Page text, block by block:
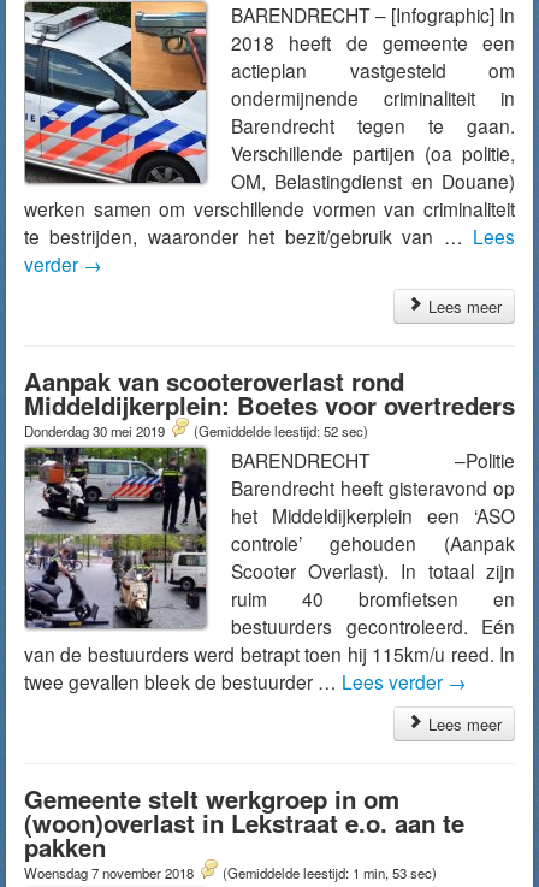
BARENDRECHT – [Infographic] In
2018 heeft de gemeente een
actieplan vastgesteld om
ondermijnende criminaliteit in
Barendrecht tegen te gaan.
Verschillende partijen (oa politie,
OM, Belastingdienst en Douane)
werken samen om verschillende vormen van criminaliteit
te bestrijden, waaronder het bezit/gebruik van … Lees
verder →
Lees meer
Aanpak van scooteroverlast rond
Middeldijkerplein: Boetes voor overtreders
Donderdag 30 mei 2019 (Gemiddelde leestijd: 52 sec)
BARENDRECHT –Politie
Barendrecht heeft gisteravond op
het Middeldijkerplein een ‘ASO
controle’ gehouden (Aanpak
Scooter Overlast). In totaal zijn
ruim 40 bromfietsen en
bestuurders gecontroleerd. Eén
van de bestuurders werd betrapt toen hij 115km/u reed. In
twee gevallen bleek de bestuurder … Lees verder →
Lees meer
Gemeente stelt werkgroep in om
(woon)overlast in Lekstraat e.o. aan te
pakken
Woensdag 7 november 2018 (Gemiddelde leestijd: 1 min, 53 sec)